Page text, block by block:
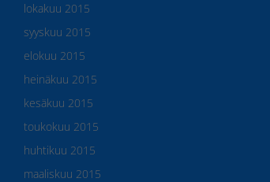
lokakuu 2015
syyskuu 2015
elokuu 2015
heinäkuu 2015
kesäkuu 2015
toukokuu 2015
huhtikuu 2015
maaliskuu 2015